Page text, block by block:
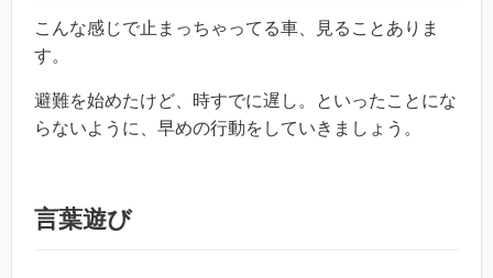
こんな感じで止まっちゃってる車、見ることありま
す。
避難を始めたけど、時すでに遅し。といったことにな
らないように、早めの行動をしていきましょう。
言葉遊び